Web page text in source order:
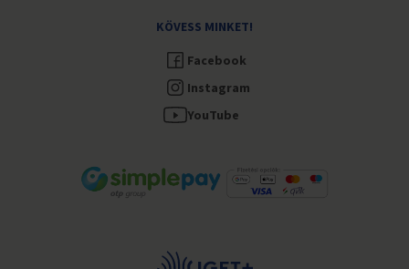
KÖVESS MINKET!
Facebook
Instagram
YouTube